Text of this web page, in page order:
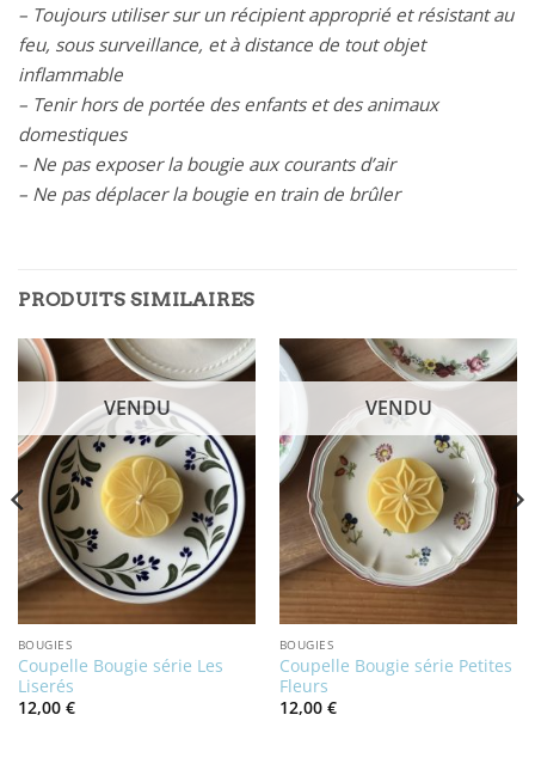
– Toujours utiliser sur un récipient approprié et résistant au
feu, sous surveillance, et à distance de tout objet
inflammable
– Tenir hors de portée des enfants et des animaux
domestiques
– Ne pas exposer la bougie aux courants d’air
– Ne pas déplacer la bougie en train de brûler
PRODUITS SIMILAIRES
VENDU
BOUGIES
Coupelle Bougie série Les
Liserés
12,00 €
VENDU
BOUGIES
Coupelle Bougie série Petites
Fleurs
12,00 €